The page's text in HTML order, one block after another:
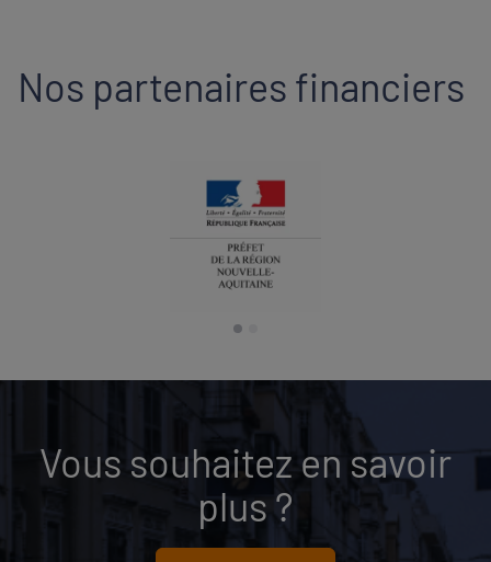
Nos partenaires financiers
Vous souhaitez en savoir
plus ?